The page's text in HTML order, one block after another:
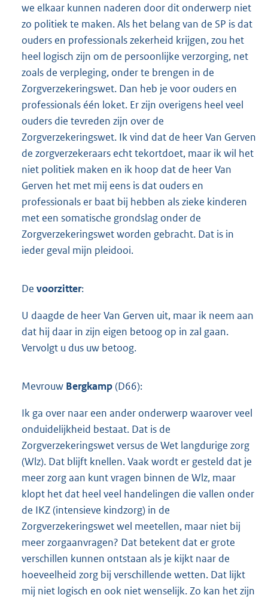
we elkaar kunnen naderen door dit onderwerp niet
zo politiek te maken. Als het belang van de SP is dat
ouders en professionals zekerheid krijgen, zou het
heel logisch zijn om de persoonlijke verzorging, net
zoals de verpleging, onder te brengen in de
Zorgverzekeringswet. Dan heb je voor ouders en
professionals één loket. Er zijn overigens heel veel
ouders die tevreden zijn over de
Zorgverzekeringswet. Ik vind dat de heer Van Gerven
de zorgverzekeraars echt tekortdoet, maar ik wil het
niet politiek maken en ik hoop dat de heer Van
Gerven het met mij eens is dat ouders en
professionals er baat bij hebben als zieke kinderen
met een somatische grondslag onder de
Zorgverzekeringswet worden gebracht. Dat is in
ieder geval mijn pleidooi.
De voorzitter:
U daagde de heer Van Gerven uit, maar ik neem aan
dat hij daar in zijn eigen betoog op in zal gaan.
Vervolgt u dus uw betoog.
Mevrouw Bergkamp(D66):
Ik ga over naar een ander onderwerp waarover veel
onduidelijkheid bestaat. Dat is de
Zorgverzekeringswet versus de Wet langdurige zorg
(Wlz). Dat blijft knellen. Vaak wordt er gesteld dat je
meer zorg aan kunt vragen binnen de Wlz, maar
klopt het dat heel veel handelingen die vallen onder
de IKZ (intensieve kindzorg) in de
Zorgverzekeringswet wel meetellen, maar niet bij
meer zorgaanvragen? Dat betekent dat er grote
verschillen kunnen ontstaan als je kijkt naar de
hoeveelheid zorg bij verschillende wetten. Dat lijkt
mij niet logisch en ook niet wenselijk. Zo kan het zijn